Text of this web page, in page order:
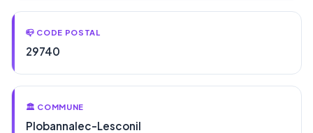
📪 CODE POSTAL
29740
🏛️ COMMUNE
Plobannalec-Lesconil